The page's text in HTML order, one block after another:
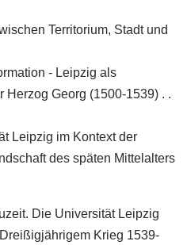
Territorium, Stadt und
- Leipzig als
Georg (1500-1539) . .
Leipzig im Kontext der
des späten Mittelalters
Die Universität Leipzig
Krieg 1539-